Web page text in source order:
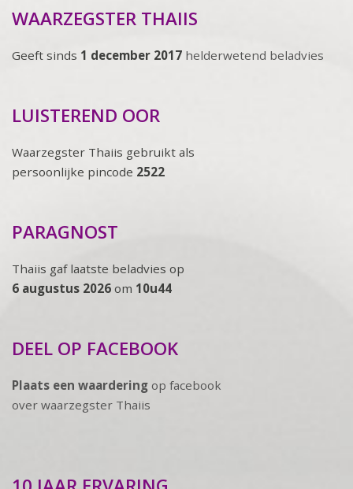
WAARZEGSTER THAIIS
Geeft sinds 1 december 2017 helderwetend beladvies
LUISTEREND OOR
Waarzegster Thaiis gebruikt als
persoonlijke pincode 2522
PARAGNOST
Thaiis gaf laatste beladvies op
6 augustus 2026 om 10u44
DEEL OP FACEBOOK
Plaats een waardering op facebook
over waarzegster Thaiis